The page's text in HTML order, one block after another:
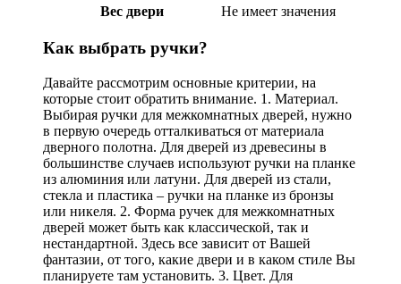
Вес двери
Не имеет значения
Как выбрать ручки?
Давайте рассмотрим основные критерии, на
которые стоит обратить внимание. 1. Материал.
Выбирая ручки для межкомнатных дверей, нужно
в первую очередь отталкиваться от материала
дверного полотна. Для дверей из древесины в
большинстве случаев используют ручки на планке
из алюминия или латуни. Для дверей из стали,
стекла и пластика – ручки на планке из бронзы
или никеля. 2. Форма ручек для межкомнатных
дверей может быть как классической, так и
нестандартной. Здесь все зависит от Вашей
фантазии, от того, какие двери и в каком стиле Вы
планируете там установить. 3. Цвет. Для